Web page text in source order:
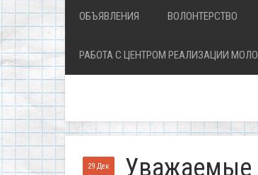
ОБЪЯВЛЕНИЯ ВОЛОНТЕРСТВО
РАБОТА С ЦЕНТРОМ РЕАЛИЗАЦИИ
29 Дек
Уважаемые